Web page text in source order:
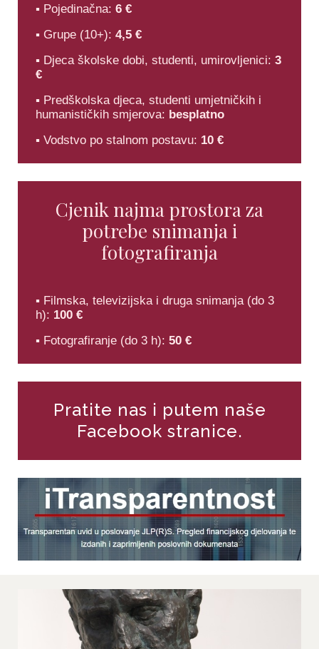
▪ Pojedinačna: 6 €
▪ Grupe (10+): 4,5 €
▪ Djeca školske dobi, studenti, umirovljenici: 3
€
▪ Predškolska djeca, studenti umjetničkih i
humanističkih smjerova: besplatno
▪ Vodstvo po stalnom postavu: 10 €
Cjenik najma prostora za
potrebe snimanja i
fotografiranja
▪ Filmska, televizijska i druga snimanja (do 3
h): 100 €
▪ Fotografiranje (do 3 h): 50 €
Pratite nas i putem naše
Facebook stranice.